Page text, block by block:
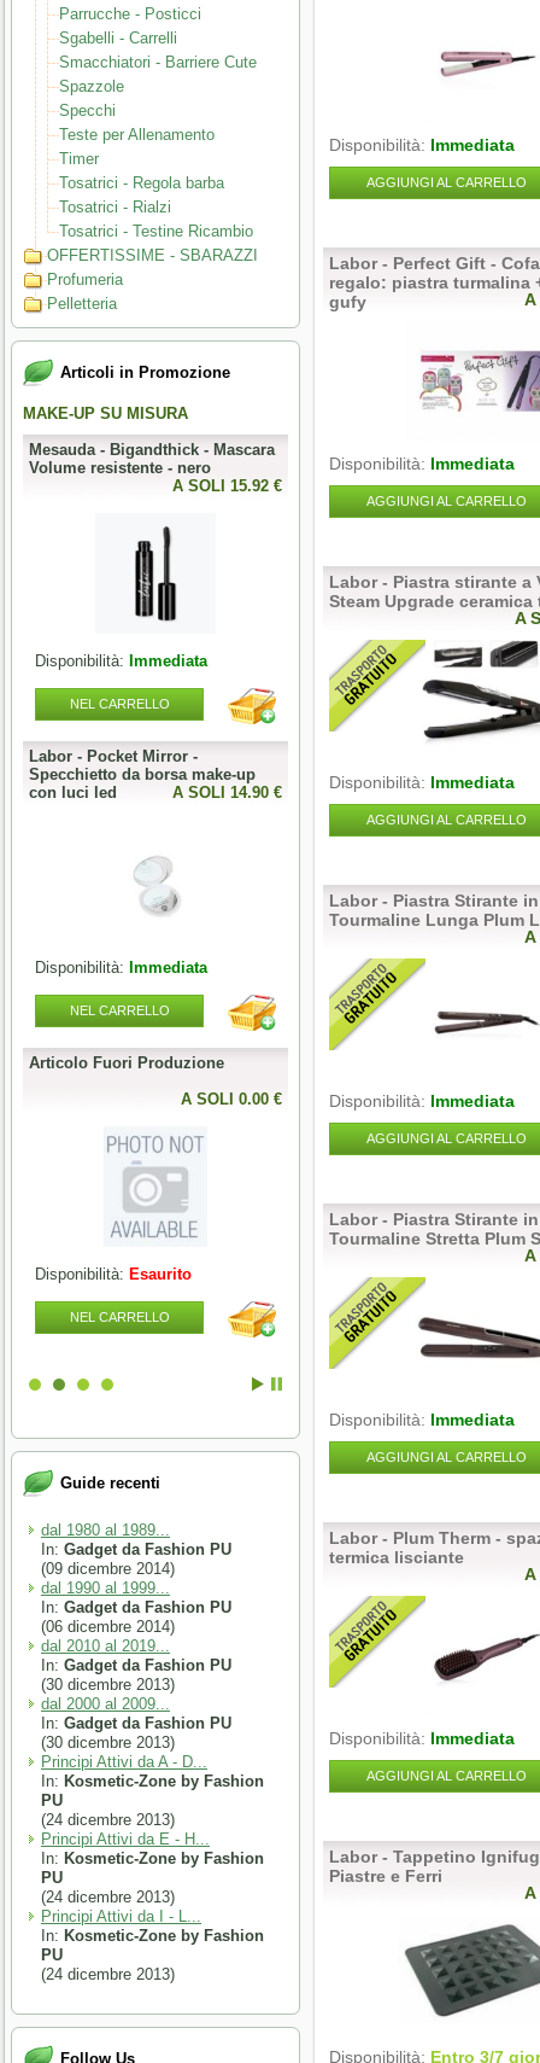
Parrucche - Posticci
Sgabelli - Carrelli
Smacchiatori - Barriere Cute
Spazzole
Specchi
Teste per Allenamento
Timer
Tosatrici - Regola barba
Tosatrici - Rialzi
Tosatrici - Testine Ricambio
OFFERTISSIME - SBARAZZI
Profumeria
Pelletteria
Articoli in Promozione
MAKE-UP SU MISURA
Mesauda - Bigandthick - Mascara
Volume resistente - nero
A SOLI 15.92 €
Disponibilità: Immediata
NEL CARRELLO
Labor - Pocket Mirror -
Specchietto da borsa make-up
con luci led
A SOLI 14.90 €
Disponibilità: Immediata
NEL CARRELLO
Articolo Fuori Produzione
A SOLI 0.00 €
Disponibilità: Esaurito
NEL CARRELLO
Sprinkle Gel Polish -
Semipermanente puntinato 10ml
A SOLI 9.84
Disponibilità:Immediata
NEL CARRELLO
A SOLI 0.00
Disponibilità:Esaurito
NEL CARRELLO
A SOLI 0.00
Disponibilità:Esaurito
NEL CARRELLO
Guide recenti
dal 1980 al 1989...
In: Gadget da Fashion PU
(09 dicembre 2014)
dal 1990 al 1999...
In: Gadget da Fashion PU
(06 dicembre 2014)
dal 2010 al 2019...
In: Gadget da Fashion PU
(30 dicembre 2013)
dal 2000 al 2009...
In: Gadget da Fashion PU
(30 dicembre 2013)
Principi Attivi da A - D...
In: Kosmetic-Zone by Fashion
PU
(24 dicembre 2013)
Principi Attivi da E - H...
In: Kosmetic-Zone by Fashion
PU
(24 dicembre 2013)
Principi Attivi da I - L...
In: Kosmetic-Zone by Fashion
PU
(24 dicembre 2013)
Follow Us
Disponibilità: Immediata
AGGIUNGI AL CARRELLO
Labor - Perfect Gift -
regalo: piastra turmalina
gufy
A
Disponibilità: Immediata
AGGIUNGI AL CARRELLO
Labor - Piastra stirante a
Steam Upgrade
A
Disponibilità: Immediata
AGGIUNGI AL CARRELLO
Labor - Piastra Stirante
Tourmaline Lunga Plum
A
Disponibilità: Immediata
AGGIUNGI AL CARRELLO
Labor - Piastra Stirante
Tourmaline Stretta Plum
A
Disponibilità: Immediata
AGGIUNGI AL CARRELLO
Labor - Plum Therm -
termica lisciante
A
Disponibilità: Immediata
AGGIUNGI AL CARRELLO
Labor - Tappetino
Piastre e Ferri
A
Disponibilità: Entro 3/7